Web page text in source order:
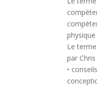
Le
par
•